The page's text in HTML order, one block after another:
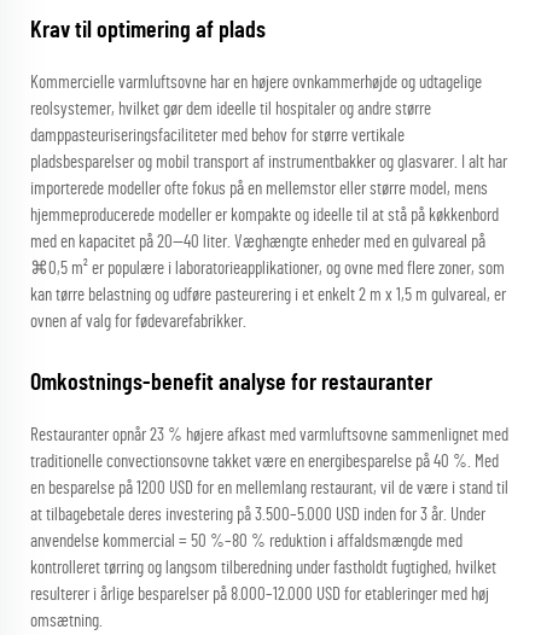
Krav til optimering af plads
Kommercielle varmluftsovne har en højere ovnkammerhøjde og udtagelige
reolsystemer, hvilket gør dem ideelle til hospitaler og andre større
damppasteuriseringsfaciliteter med behov for større vertikale
pladsbesparelser og mobil transport af instrumentbakker og glasvarer. I alt har
importerede modeller ofte fokus på en mellemstor eller større model, mens
hjemmeproducerede modeller er kompakte og ideelle til at stå på køkkenbord
med en kapacitet på 20—40 liter. Væghængte enheder med en gulvareal på
⌘0,5 m² er populære i laboratorieapplikationer, og ovne med flere zoner, som
kan tørre belastning og udføre pasteurering i et enkelt 2 m x 1,5 m gulvareal, er
ovnen af valg for fødevarefabrikker.
Omkostnings-benefit analyse for restauranter
Restauranter opnår 23 % højere afkast med varmluftsovne sammenlignet med
traditionelle convectionsovne takket være en energibesparelse på 40 %. Med
en besparelse på 1200 USD for en mellemlang restaurant, vil de være i stand til
at tilbagebetale deres investering på 3.500–5.000 USD inden for 3 år. Under
anvendelse kommercial = 50 %–80 % reduktion i affaldsmængde med
kontrolleret tørring og langsom tilberedning under fastholdt fugtighed, hvilket
resulterer i årlige besparelser på 8.000–12.000 USD for etableringer med høj
omsætning.